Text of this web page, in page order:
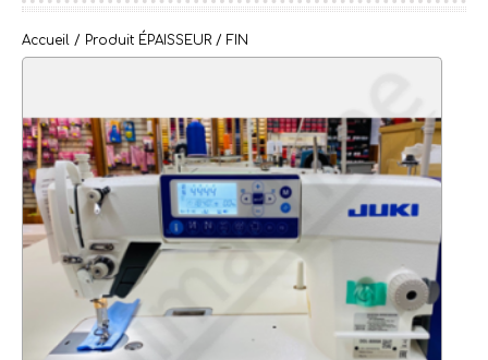
Accueil / Produit ÉPAISSEUR / FIN